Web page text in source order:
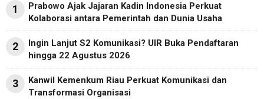
1
Prabowo Ajak Jajaran Kadin Indonesia Perkuat
Kolaborasi antara Pemerintah dan Dunia Usaha
2
Ingin Lanjut S2 Komunikasi? UIR Buka Pendaftaran
hingga 22 Agustus 2026
3
Kanwil Kemenkum Riau Perkuat Komunikasi dan
Transformasi Organisasi